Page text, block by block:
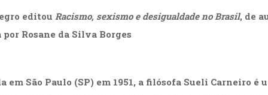
editou Racismo, sexismo e desigualdade no Brasil, de
Rosane da Silva Borges
em São Paulo (SP) em 1951, a filósofa Sueli Carneiro